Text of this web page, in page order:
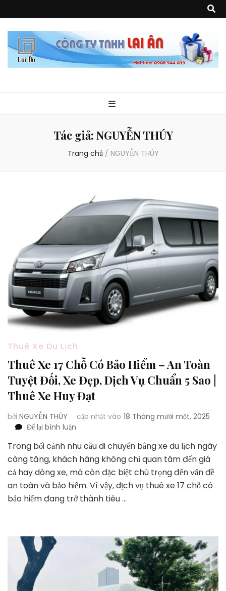
Ân
phẩm về nhựa như áo mưa, túi nhựa, handger…Đặc biệt là các sản phẩm
từ MICA, MDF, FORMAT như tủ trưng bày, quầy, kệ, Tray…
Tác giả: NGUYỄN THÚY
Trang chủ / NGUYỄN THÚY
Thuê Xe Du Lịch
Thuê Xe 17 Chỗ Có Bảo Hiểm – An Toàn
Tuyệt Đối, Xe Đẹp, Dịch Vụ Chuẩn 5 Sao |
Thuê Xe Huy Đạt
bởi NGUYỄN THÚY cập nhật vào 18 Tháng mười một, 2025
Để lại bình luận
Xe
17
Chỗ
Có
Bảo
Hiểm
Trong bối cảnh nhu cầu di chuyển bằng xe du lịch ngày
càng tăng, khách hàng không chỉ quan tâm đến giá
cả hay dòng xe, mà còn đặc biệt chú trọng đến vấn đề
an toàn và bảo hiểm. Vì vậy, dịch vụ thuê xe 17 chỗ có
bảo hiểm đang trở thành tiêu …